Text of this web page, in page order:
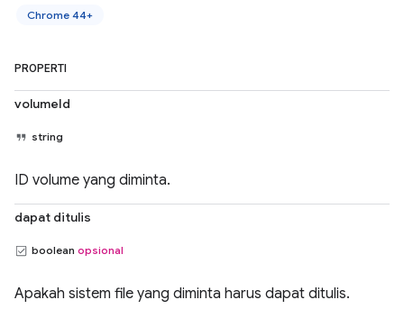
Chrome 44+
PROPERTI
volumeId
string
ID volume yang diminta.
dapat ditulis
boolean opsional
Apakah sistem file yang diminta harus dapat ditulis.